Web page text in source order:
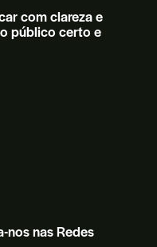
com clareza e
público certo e
nos nas Redes